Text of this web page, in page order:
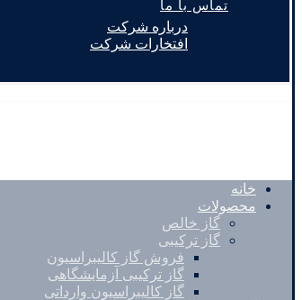
تماس با ما
درباره شرکت
افتخارات شرکت
خانه
محصولات
گاز خالص
گاز ترکیبی
فروش گاز کالیبراسیون
گاز ترکیبی آزمایشگاهی
گاز کالیبراسیون وارداتی